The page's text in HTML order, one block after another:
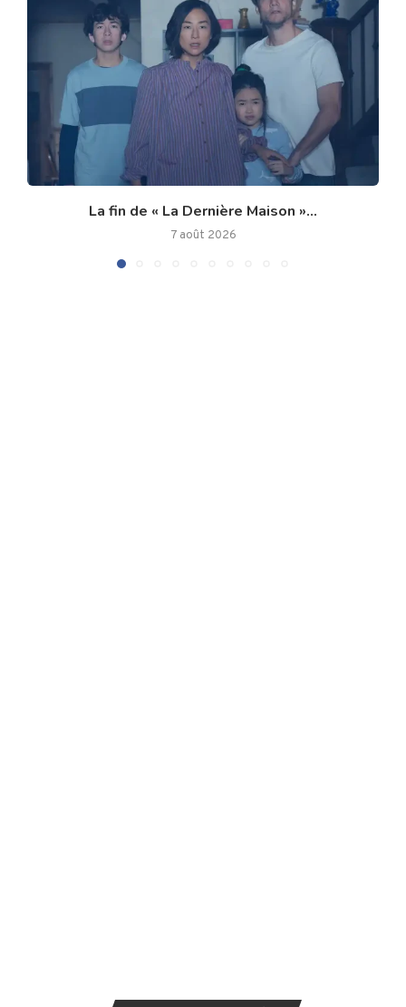
La fin de « La Dernière Maison »...
7 août 2026